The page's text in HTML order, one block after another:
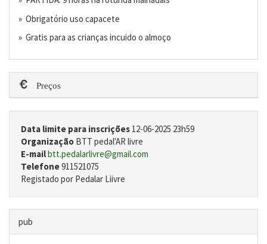
» Obrigatório uso capacete
» Gratis para as crianças incuido o almoço
Preços
Data limite para inscrições 12-06-2025 23h59
Organização BTT pedal'AR livre
E-mailbtt.pedalarlivre@gmail.com
Telefone911521075
Registado por Pedalar Liivre
pub